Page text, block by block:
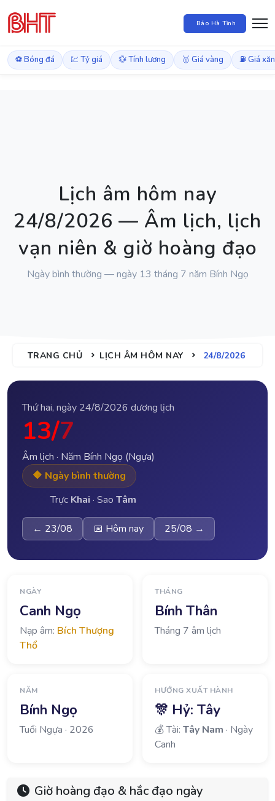
Báo Hà Tĩnh
⚽ Bóng đá 💹 Tỷ giá 💱 Tính lương 🥇 Giá vàng ⛽ Giá
Lịch âm hôm nay
24/8/2026 — Âm lịch, lịch
vạn niên & giờ hoàng đạo
Ngày bình thường — ngày 13 tháng 7 năm Bính Ngọ
TRANG CHỦ LỊCH ÂM HÔM NAY 24/8/2026
Thứ hai, ngày 24/8/2026 dương lịch
13/7
Âm lịch · Năm Bính Ngọ (Ngựa)
🔶 Ngày bình thường
Trực Khai · Sao Tâm
← 23/08 📅 Hôm nay 25/08 →
NGÀY
Canh Ngọ
Nạp âm: Bích Thượng
Thổ
THÁNG
Bính Thân
Tháng 7 âm lịch
NĂM
Bính Ngọ
Tuổi Ngựa · 2026
HƯỚNG XUẤT HÀNH
🎊 Hỷ: Tây
💰 Tài: Tây Nam · Ngày
Canh
Giờ hoàng đạo & hắc đạo ngày